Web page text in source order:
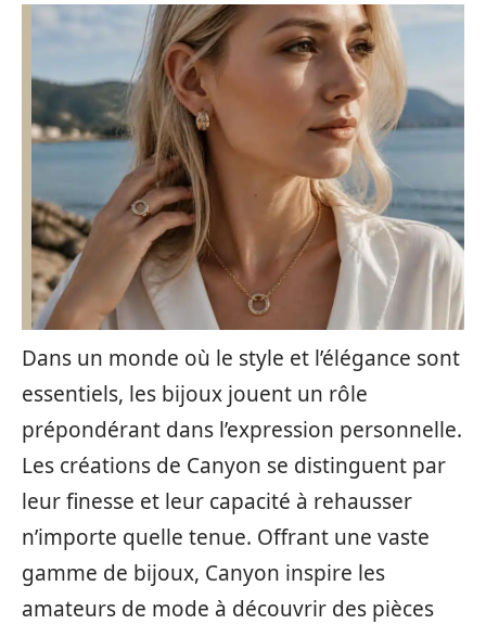
Dans un monde où le style et l’élégance sont
essentiels, les bijoux jouent un rôle
prépondérant dans l’expression personnelle.
Les créations de Canyon se distinguent par
leur finesse et leur capacité à rehausser
n’importe quelle tenue. Offrant une vaste
gamme de bijoux, Canyon inspire les
amateurs de mode à découvrir des pièces